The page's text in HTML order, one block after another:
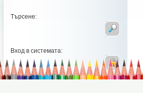
Търсене:
Вход в системата: